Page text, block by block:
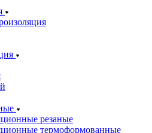
резаные
термоформованные